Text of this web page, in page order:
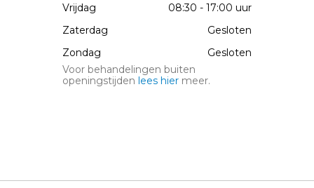
Vrijdag
08:30 - 17:00 uur
Zaterdag
Gesloten
Zondag
Gesloten
Voor behandelingen buiten
openingstijden lees hier meer.